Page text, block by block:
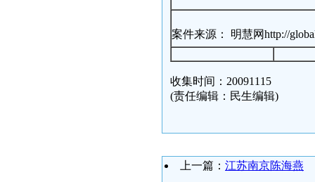
案件来源： 明慧网http://
收集时间：20091115
(责任编辑：民生编辑)
上一篇： 江苏南京陈海燕